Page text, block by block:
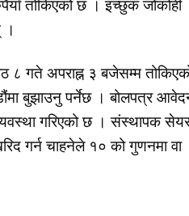
तोकिएको छ । इच्छुक जोकोही
।
गते अपराह्न ३ बजेसम्म
बुझाउनु पर्नेछ । बोलपत्र
गरिएको छ । संस्थापक
गर्न चाहनेले १० को गुणनमा वा